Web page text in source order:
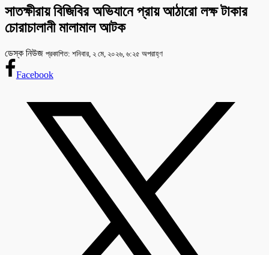
সাতক্ষীরায় বিজিবির অভিযানে প্রায় আঠারো লক্ষ টাকার
চোরাচালানী মালামাল আটক
ডেস্ক নিউজ প্রকাশিত: শনিবার, ২ মে, ২০২৬, ৬:২৫ অপরাহ্ণ
Facebook